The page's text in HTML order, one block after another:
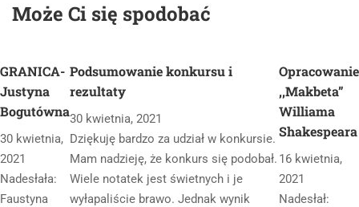
Może Ci się spodobać
GRANICA-
Justyna
Bogutówna
30 kwietnia,
2021
Nadesłała:
Faustyna
Podsumowanie konkursu i
rezultaty
30 kwietnia, 2021
Dziękuję bardzo za udział w konkursie.
Mam nadzieję, że konkurs się podobał.
Wiele notatek jest świetnych i je
wyłapaliście brawo. Jednak wynik
Opracowanie
,,Makbeta”
Williama
Shakespeara
16 kwietnia,
2021
Nadesłał: